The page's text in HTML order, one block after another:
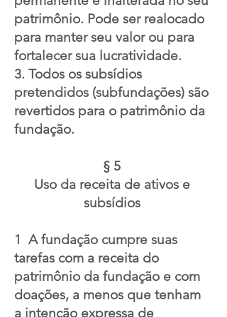
patrimônio. Pode ser realocado
para manter seu valor ou para
fortalecer sua lucratividade.
3. Todos os subsídios
pretendidos (subfundações) são
revertidos para o patrimônio da
fundação.
§ 5
Uso da receita de ativos e
subsídios
1 A fundação cumpre suas
tarefas com a receita do
patrimônio da fundação e com
doações, a menos que tenham
a intenção expressa de